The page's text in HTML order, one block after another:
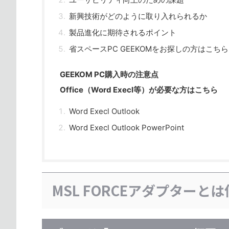
新興技術がどのように取り入れられるか
製品進化に期待されるポイント
省スペースPC GEEKOMをお探しの方はこちら
GEEKOM PC購入時の注意点
Office（Word Execl等）が必要な方はこちら
Word Execl Outlook
Word Execl Outlook PowerPoint
MSL FORCEアダプターと